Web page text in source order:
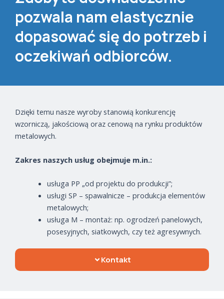
pozwala nam elastycznie
dopasować się do potrzeb i
oczekiwań odbiorców.
Dzięki temu nasze wyroby stanowią konkurencję
wzorniczą, jakościową oraz cenową na rynku produktów
metalowych.
Zakres naszych usług obejmuje m.in.:
usługa PP „od projektu do produkcji”;
usługi SP – spawalnicze – produkcja elementów
metalowych;
usługa M – montaż: np. ogrodzeń panelowych,
posesyjnych, siatkowych, czy też agresywnych.
Kontakt